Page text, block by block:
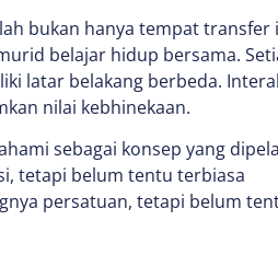
bukan hanya tempat transfer
belajar hidup bersama.
latar belakang berbeda.
nilai kebhinekaan.
sebagai konsep yang
tetapi belum tentu terbiasa
persatuan, tetapi belum